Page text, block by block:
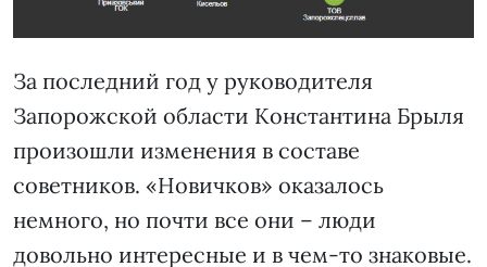
За последний год у руководителя
Запорожской области Константина Брыля
произошли изменения в составе
советников. «Новичков» оказалось
немного, но почти все они – люди
довольно интересные и в чем-то знаковые.